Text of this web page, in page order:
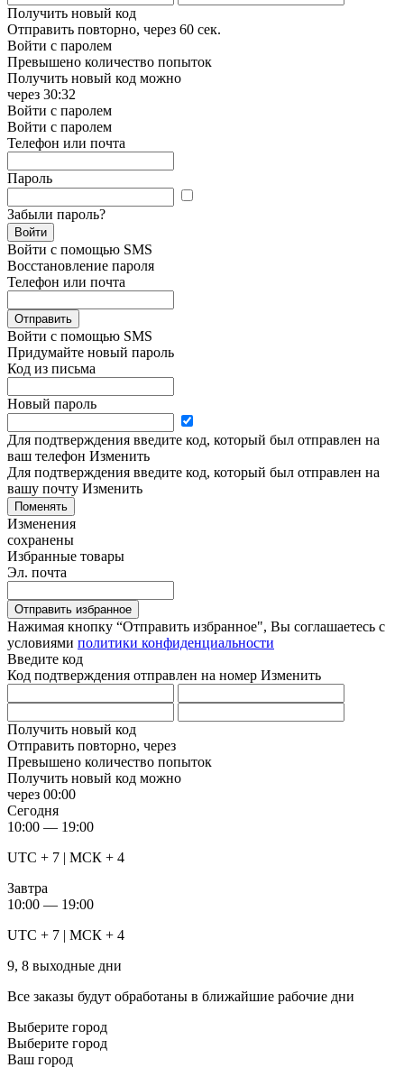
Получить новый код
Отправить повторно, через 60 сек.
Войти с паролем
Превышено количество попыток
Получить новый код можно
через 30:32
Войти с паролем
Войти с паролем
Телефон или почта
Пароль
Забыли пароль?
Войти
Войти с помощью SMS
Восстановление пароля
Телефон или почта
Отправить
Войти с помощью SMS
Придумайте новый пароль
Код из письма
Новый пароль
Для подтверждения введите код, который был отправлен на
ваш телефон Изменить
Для подтверждения введите код, который был отправлен на
вашу почту Изменить
Поменять
Изменения
сохранены
Избранные товары
Эл. почта
Отправить избранное
Нажимая кнопку “Отправить избранное", Вы соглашаетесь c
условиями политики конфиденциальности
Введите код
Код подтверждения отправлен на номер Изменить
Получить новый код
Отправить повторно, через
Превышено количество попыток
Получить новый код можно
через 00:00
Сегодня
10:00 — 19:00
UTC + 7 | МСК + 4
Завтра
10:00 — 19:00
UTC + 7 | МСК + 4
9, 8 выходные дни
Все заказы будут обработаны в ближайшие рабочие дни
Выберите город
Выберите город
Ваш город